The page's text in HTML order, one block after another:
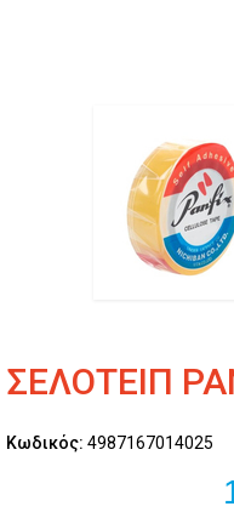
ΣΕΛΟΤΕΙΠ
Κωδικός: 4987167014025